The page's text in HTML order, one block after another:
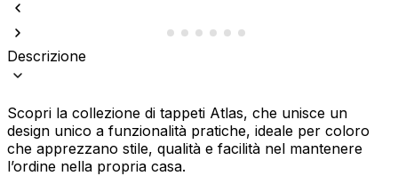
Descrizione
Scopri la collezione di tappeti Atlas, che unisce un
design unico a funzionalità pratiche, ideale per coloro
che apprezzano stile, qualità e facilità nel mantenere
l’ordine nella propria casa.